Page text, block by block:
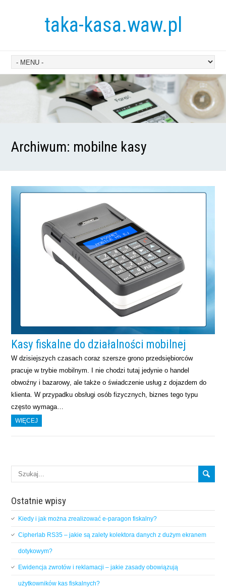
taka-kasa.waw.pl
Archiwum: mobilne kasy
Kasy fiskalne do działalności mobilnej
W dzisiejszych czasach coraz szersze grono przedsiębiorców
pracuje w trybie mobilnym. I nie chodzi tutaj jedynie o handel
obwoźny i bazarowy, ale także o świadczenie usług z dojazdem do
klienta. W przypadku obsługi osób fizycznych, biznes tego typu
często wymaga…
WIĘCEJ
Ostatnie wpisy
Kiedy i jak można zrealizować e-paragon fiskalny?
Cipherlab RS35 – jakie są zalety kolektora danych z dużym ekranem
dotykowym?
Ewidencja zwrotów i reklamacji – jakie zasady obowiązują
użytkowników kas fiskalnych?